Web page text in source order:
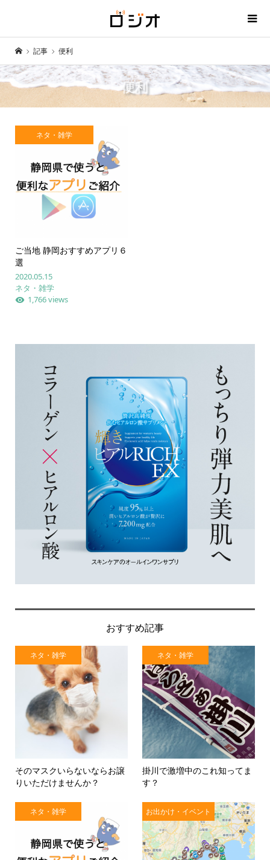
記事 便利
便利
ネタ・雑学
ご当地 静岡おすすめアプリ６
選
2020.05.15
ネタ・雑学
1,766 views
おすすめ記事
ネタ・雑学
そのマスクいらないならお譲
りいただけませんか？
ネタ・雑学
掛川で激増中のこれ知ってま
す？
ネタ・雑学 お出かけ・イベント